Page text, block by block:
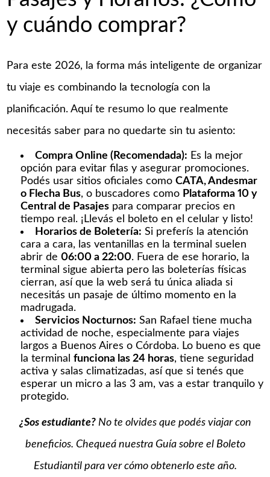
y cuándo comprar?
Para este 2026, la forma más inteligente de organizar
tu viaje es combinando la tecnología con la
planificación. Aquí te resumo lo que realmente
necesitás saber para no quedarte sin tu asiento:
Compra Online (Recomendada): Es la mejor
opción para evitar filas y asegurar promociones.
Podés usar sitios oficiales como CATA, Andesmar
o Flecha Bus, o buscadores como Plataforma 10 y
Central de Pasajespara comparar precios en
tiempo real. ¡Llevás el boleto en el celular y listo!
Horarios de Boletería: Si preferís la atención
cara a cara, las ventanillas en la terminal suelen
abrir de 06:00 a 22:00. Fuera de ese horario, la
terminal sigue abierta pero las boleterías físicas
cierran, así que la web será tu única aliada si
necesitás un pasaje de último momento en la
madrugada.
Servicios Nocturnos: San Rafael tiene mucha
actividad de noche, especialmente para viajes
largos a Buenos Aires o Córdoba. Lo bueno es que
la terminal funciona las 24 horas, tiene seguridad
activa y salas climatizadas, así que si tenés que
esperar un micro a las 3 am, vas a estar tranquilo y
protegido.
¿Sos estudiante?No te olvides que podés viajar con
beneficios. Chequeá nuestra Guía sobre el Boleto
Estudiantil para ver cómo obtenerlo este año.